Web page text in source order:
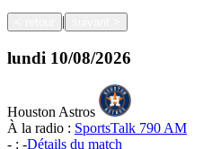
|
lundi 10/08/2026
Houston Astros
À la radio : SportsTalk 790 AM
- : -Détails du match